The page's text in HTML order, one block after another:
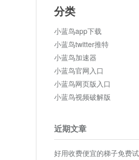
分类
小蓝鸟app下载
小蓝鸟twitter推特
小蓝鸟加速器
小蓝鸟官网入口
小蓝鸟网页版入口
小蓝鸟视频破解版
近期文章
好用收费便宜的梯子免费